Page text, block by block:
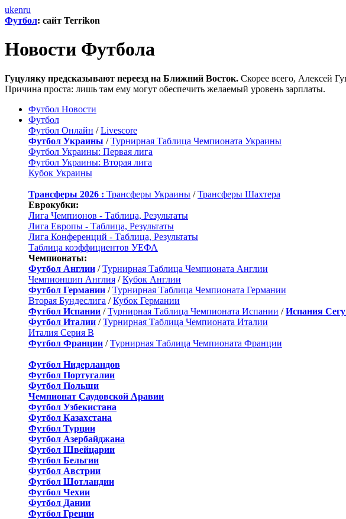
ukenru
Футбол: сайт Terrikon
Новости Футбола
Гуцуляку предсказывают переезд на Ближний Восток. Скорее всего, Алексей
Причина проста: лишь там ему могут обеспечить желаемый уровень зарплаты.
Футбол Новости
Футбол
Футбол Онлайн /Livescore
Футбол Украины /Турнирная Таблица Чемпионата Украины
Футбол Украины: Первая лига
Футбол Украины: Вторая лига
Кубок Украины
Трансферы 2026 : Трансферы Украины /Трансферы Шахтера
Еврокубки:
Лига Чемпионов - Таблица, Результаты
Лига Европы - Таблица, Результаты
Лига Конференций - Таблица, Результаты
Таблица коэффициентов УЕФА
Чемпионаты:
Футбол Англии /Турнирная Таблица Чемпионата Англии
Чемпионшип Англия /Кубок Англии
Футбол Германии /Турнирная Таблица Чемпионата Германии
Вторая Бундеслига /Кубок Германии
Футбол Испании /Турнирная Таблица Чемпионата Испании /Испания
Футбол Италии /Турнирная Таблица Чемпионата Италии
Италия Серия B
Футбол Франции /Турнирная Таблица Чемпионата Франции
Футбол Нидерландов
Футбол Португалии
Футбол Польши
Чемпионат Саудовской Аравии
Футбол Узбекистана
Футбол Казахстана
Футбол Турции
Футбол Азербайджана
Футбол Швейцарии
Футбол Бельгии
Футбол Австрии
Футбол Шотландии
Футбол Чехии
Футбол Дании
Футбол Греции